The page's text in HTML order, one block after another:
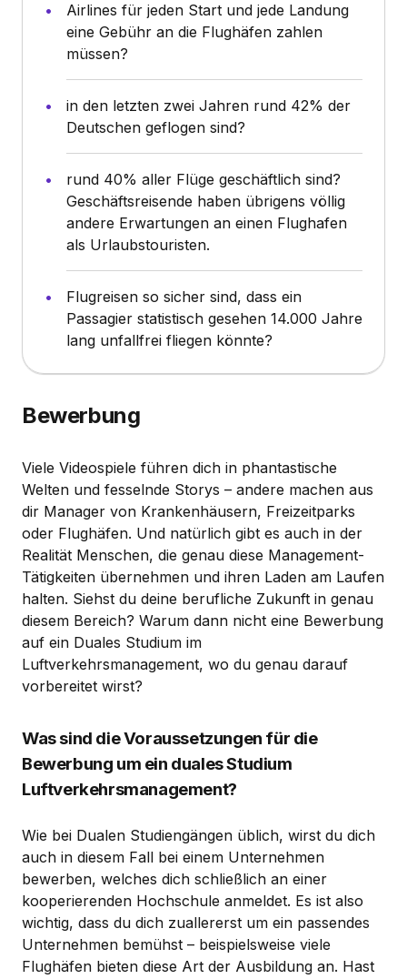
Airlines für jeden Start und jede Landung
eine Gebühr an die Flughäfen zahlen
müssen?
in den letzten zwei Jahren rund 42% der
Deutschen geflogen sind?
rund 40% aller Flüge geschäftlich sind?
Geschäftsreisende haben übrigens völlig
andere Erwartungen an einen Flughafen
als Urlaubstouristen.
Flugreisen so sicher sind, dass ein
Passagier statistisch gesehen 14.000 Jahre
lang unfallfrei fliegen könnte?
Bewerbung
Viele Videospiele führen dich in phantastische
Welten und fesselnde Storys – andere machen aus
dir Manager von Krankenhäusern, Freizeitparks
oder Flughäfen. Und natürlich gibt es auch in der
Realität Menschen, die genau diese Management-
Tätigkeiten übernehmen und ihren Laden am Laufen
halten. Siehst du deine berufliche Zukunft in genau
diesem Bereich? Warum dann nicht eine Bewerbung
auf ein Duales Studium im
Luftverkehrsmanagement, wo du genau darauf
vorbereitet wirst?
Was sind die Voraussetzungen für die
Bewerbung um ein duales Studium
Luftverkehrsmanagement?
Wie bei Dualen Studiengängen üblich, wirst du dich
auch in diesem Fall bei einem Unternehmen
bewerben, welches dich schließlich an einer
kooperierenden Hochschule anmeldet. Es ist also
wichtig, dass du dich zuallererst um ein passendes
Unternehmen bemühst – beispielsweise viele
Flughäfen bieten diese Art der Ausbildung an. Hast